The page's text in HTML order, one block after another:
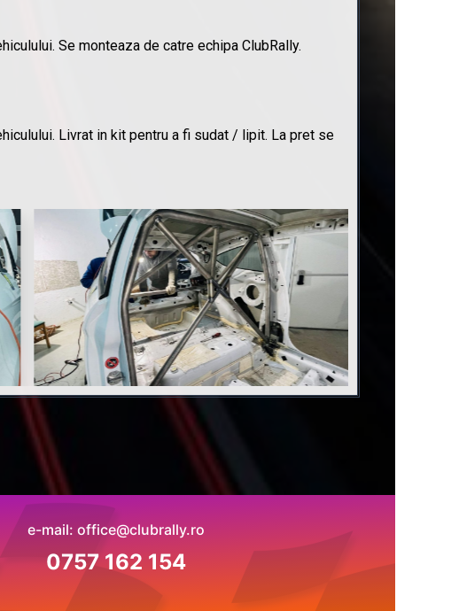
Se monteaza de catre echipa ClubRally.
Livrat in kit pentru a fi sudat / lipit. La pret se
e-mail: office@clubrally.ro
0757 162 154